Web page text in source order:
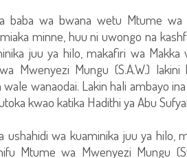
baba wa bwana wetu Mtume wa
minne, huu ni uwongo na
juu ya hilo, makafiri wa
Mwenyezi Mungu (S.A.W.)
wanaodai. Lakin hali ambayo
kwao katika Hadithi ya Abu
ushahidi wa kuaminika juu ya hilo,
Mtume wa Mwenyezi Mungu